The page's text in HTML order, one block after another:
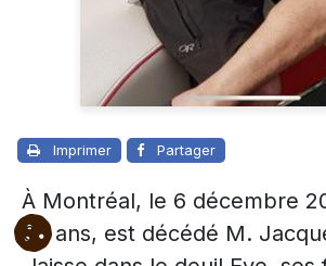
Imprimer Partager
À Montréal, le 6 décembre
66 ans, est décédé M.